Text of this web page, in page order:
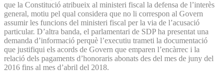
que la Constitució atribueix al ministeri fiscal la defensa de l’interès
general, motiu pel qual considera que no li correspon al Govern
assumir les funcions del ministeri fiscal per la via de l’acusació
particular. D’altra banda, el parlamentari de SDP ha presentat una
demanda d’informació perquè l’executiu trameti la documentació
que justifiqui els acords de Govern que emparen l’encàrrec i la
relació dels pagaments d’honoraris abonats des del mes de juny del
2016 fins al mes d’abril del 2018.